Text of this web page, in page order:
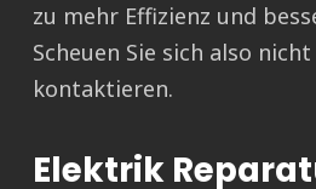
zu mehr Effizienz und
Scheuen Sie sich also
kontaktieren.
Elektrik